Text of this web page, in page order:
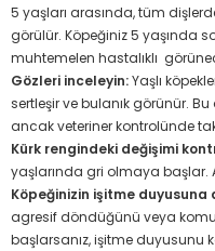
5 yaşları arasında, tüm
görülür. Köpeğiniz 5 yaşında
muhtemelen hastalıklı
Gözleri inceleyin:Yaşlı
sertleşir ve bulanık görünür. Bu
ancak veteriner kontrolünde
Kürk rengindeki değişimi
yaşlarında gri olmaya başlar.
Köpeğinizin işitme duyusuna
agresif döndüğünü veya
başlarsanız, işitme duyusunu